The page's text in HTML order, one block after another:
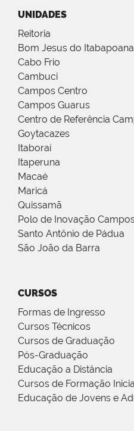
UNIDADES
Reitoria
Bom Jesus do Itabapoana
Cabo Frio
Cambuci
Campos Centro
Campos Guarus
Centro de Referência
Goytacazes
Itaboraí
Itaperuna
Macaé
Maricá
Quissamã
Polo de Inovação
Santo Antônio de Pádua
São João da Barra
CURSOS
Formas de Ingresso
Cursos Técnicos
Cursos de Graduação
Pós-Graduação
Educação a Distância
Cursos de Formação
Educação de Jovens e